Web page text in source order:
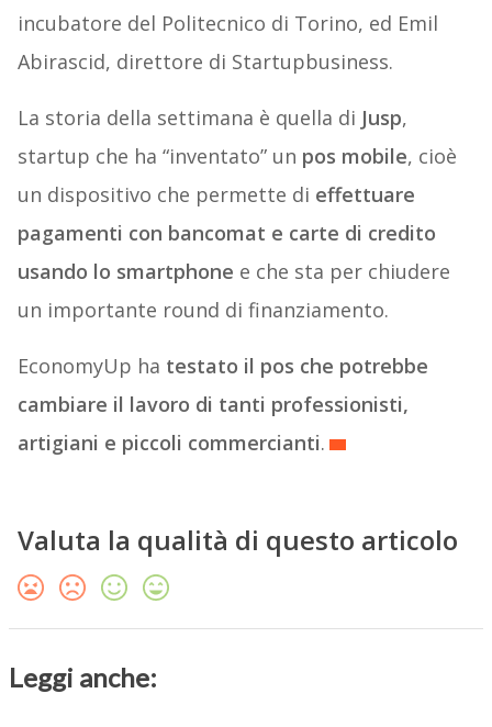
incubatore del Politecnico di Torino, ed Emil
Abirascid, direttore di Startupbusiness.
La storia della settimana è quella di Jusp,
startup che ha “inventato” un pos mobile, cioè
un dispositivo che permette di effettuare
pagamenti con bancomat e carte di credito
usando lo smartphone e che sta per chiudere
un importante round di finanziamento.
EconomyUp ha testato il pos che potrebbe
cambiare il lavoro di tanti professionisti,
artigiani e piccoli commercianti.
Valuta la qualità di questo articolo
Leggi anche: